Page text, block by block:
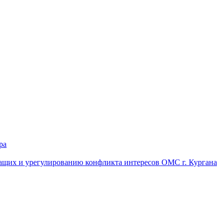
и урегулированию конфликта интересов ОМС г. Кургана